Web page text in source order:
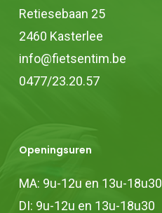
Retiesebaan 25
2460 Kasterlee
info@fietsentim.be
0477/23.20.57
Openingsuren
MA: 9u-12u en 13u-18u30
DI: 9u-12u en 13u-18u30